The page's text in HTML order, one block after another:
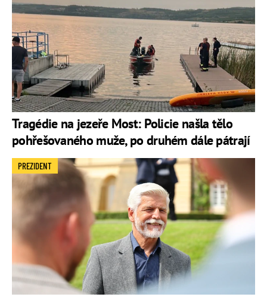
Tragédie na jezeře Most: Policie našla tělo
pohřešovaného muže, po druhém dále pátrají
PREZIDENT